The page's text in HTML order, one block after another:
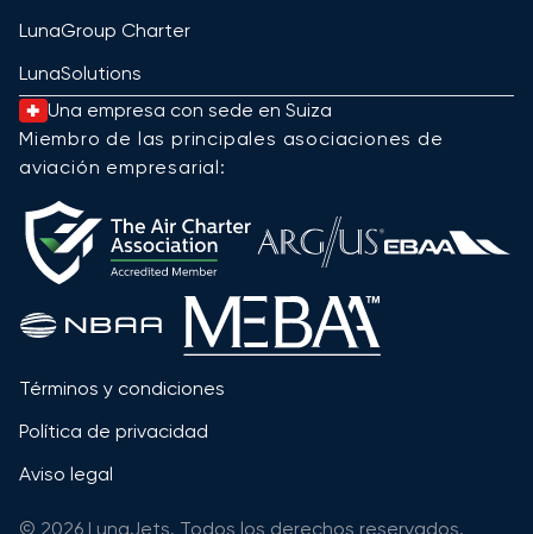
LunaGroup Charter
LunaSolutions
Una empresa con sede en Suiza
Miembro de las principales asociaciones de
aviación empresarial:
Términos y condiciones
Política de privacidad
Aviso legal
© 2026 LunaJets. Todos los derechos reservados.